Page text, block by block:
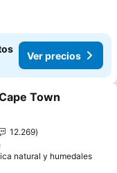
Ver precios
favoritos
Town
12.269
natural y humedalesVer